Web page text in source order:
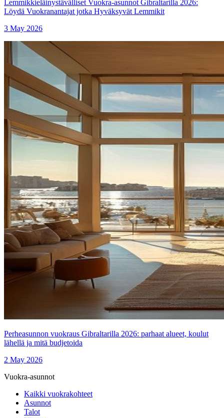
Lemmikkieläinystävälliset Vuokra-asunnot Gibraltarilla 2026:
Löydä Vuokranantajat jotka Hyväksyvät Lemmikit
3 May 2026
Perheasunnon vuokraus Gibraltarilla 2026: parhaat alueet, koulut
lähellä ja mitä budjetoida
2 May 2026
Vuokra-asunnot
Kaikki vuokrakohteet
Asunnot
Talot